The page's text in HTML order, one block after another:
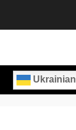
Ukrainian